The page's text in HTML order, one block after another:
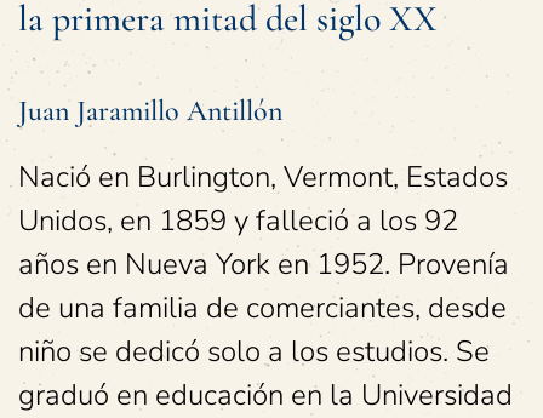
la primera mitad del siglo XX
Juan Jaramillo Antillón
Nació en Burlington, Vermont, Estados
Unidos, en 1859 y falleció a los 92
años en Nueva York en 1952. Provenía
de una familia de comerciantes, desde
niño se dedicó solo a los estudios. Se
graduó en educación en la Universidad